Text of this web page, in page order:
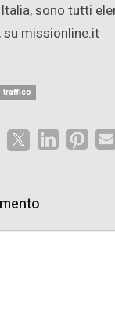
sono tutti
missionline.it
traffico